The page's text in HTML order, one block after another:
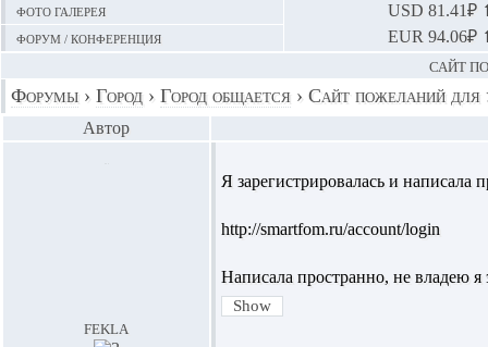
Фото галерея
Форум / конференция
USD 81.41₽
EUR 94.06₽
САЙТ
Форумы › Город › Город общается › Сайт пожеланий для
Автор
fekla
Я зарегистрировалась и
http://smartfom.ru/account/login
Написала пространно, не владею